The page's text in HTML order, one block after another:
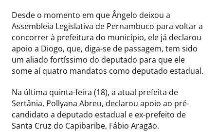
Desde o momento em que Ângelo deixou a
Assembleia Legislativa de Pernambuco para voltar a
concorrer à prefeitura do município, ele já declarou
apoio a Diogo, que, diga-se de passagem, tem sido
um aliado fortíssimo do deputado para que ele
some aí quatro mandatos como deputado estadual.
Na última quinta-feira (18), a atual prefeita de
Sertânia, Pollyana Abreu, declarou apoio ao pré-
candidato a deputado estadual e ex-prefeito de
Santa Cruz do Capibaribe, Fábio Aragão.